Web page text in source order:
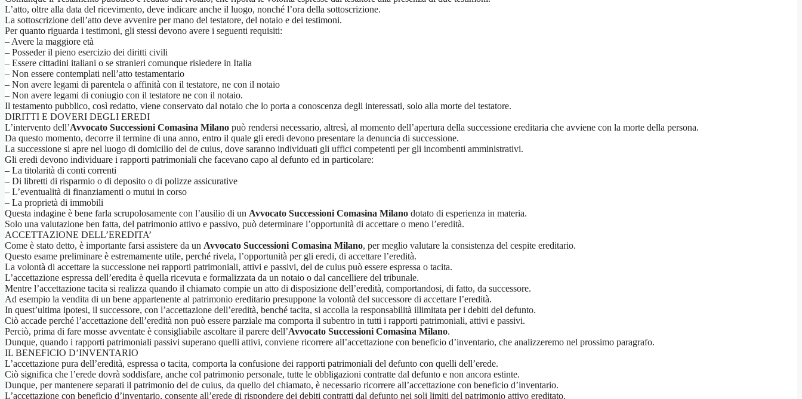
L’atto, oltre alla data del ricevimento, deve indicare anche il luogo, nonché l’ora della sottoscrizione.
La sottoscrizione dell’atto deve avvenire per mano del testatore, del notaio e dei testimoni.
Per quanto riguarda i testimoni, gli stessi devono avere i seguenti requisiti:
– Avere la maggiore età
– Posseder il pieno esercizio dei diritti civili
– Essere cittadini italiani o se stranieri comunque risiedere in Italia
– Non essere contemplati nell’atto testamentario
– Non avere legami di parentela o affinità con il testatore, ne con il notaio
– Non avere legami di coniugio con il testatore ne con il notaio.
Il testamento pubblico, così redatto, viene conservato dal notaio che lo porta a conoscenza degli interessati, solo alla morte del testatore.
DIRITTI E DOVERI DEGLI EREDI
L’intervento dell’Avvocato Successioni Comasina Milano può rendersi necessario, altresì, al momento dell’apertura della successione ereditaria che avviene con la morte della persona.
Da questo momento, decorre il termine di una anno, entro il quale gli eredi devono presentare la denuncia di successione.
La successione si apre nel luogo di domicilio del de cuius, dove saranno individuati gli uffici competenti per gli incombenti amministrativi.
Gli eredi devono individuare i rapporti patrimoniali che facevano capo al defunto ed in particolare:
– La titolarità di conti correnti
– Di libretti di risparmio o di deposito o di polizze assicurative
– L’eventualità di finanziamenti o mutui in corso
– La proprietà di immobili
Questa indagine è bene farla scrupolosamente con l’ausilio di un Avvocato Successioni Comasina Milano dotato di esperienza in materia.
Solo una valutazione ben fatta, del patrimonio attivo e passivo, può determinare l’opportunità di accettare o meno l’eredità.
ACCETTAZIONE DELL’EREDITA’
Come è stato detto, è importante farsi assistere da un Avvocato Successioni Comasina Milano, per meglio valutare la consistenza del cespite ereditario.
Questo esame preliminare è estremamente utile, perché rivela, l’opportunità per gli eredi, di accettare l’eredità.
La volontà di accettare la successione nei rapporti patrimoniali, attivi e passivi, del de cuius può essere espressa o tacita.
L’accettazione espressa dell’eredita è quella ricevuta e formalizzata da un notaio o dal cancelliere del tribunale.
Mentre l’accettazione tacita si realizza quando il chiamato compie un atto di disposizione dell’eredità, comportandosi, di fatto, da successore.
Ad esempio la vendita di un bene appartenente al patrimonio ereditario presuppone la volontà del successore di accettare l’eredità.
In quest’ultima ipotesi, il successore, con l’accettazione dell’eredità, benché tacita, si accolla la responsabilità illimitata per i debiti del defunto.
Ciò accade perché l’accettazione dell’eredità non può essere parziale ma comporta il subentro in tutti i rapporti patrimoniali, attivi e passivi.
Perciò, prima di fare mosse avventate è consigliabile ascoltare il parere dell’Avvocato Successioni Comasina Milano.
Dunque, quando i rapporti patrimoniali passivi superano quelli attivi, conviene ricorrere all’accettazione con beneficio d’inventario, che analizzeremo nel prossimo paragrafo.
IL BENEFICIO D’INVENTARIO
L’accettazione pura dell’eredità, espressa o tacita, comporta la confusione dei rapporti patrimoniali del defunto con quelli dell’erede.
Ciò significa che l’erede dovrà soddisfare, anche col patrimonio personale, tutte le obbligazioni contratte dal defunto e non ancora estinte.
Dunque, per mantenere separati il patrimonio del de cuius, da quello del chiamato, è necessario ricorrere all’accettazione con beneficio d’inventario.
L’accettazione con beneficio d’inventario, consente all’erede di rispondere dei debiti contratti dal defunto nei soli limiti del patrimonio attivo ereditato.